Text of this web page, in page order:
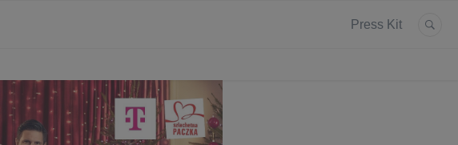
Press Kit